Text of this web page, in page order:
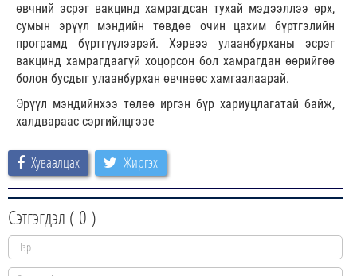
өвчний эсрэг вакцинд хамрагдсан тухай мэдээллээ өрх,
сумын эрүүл мэндийн төвдөө очин цахим бүртгэлийн
програмд бүртгүүлээрэй. Хэрвээ улаанбурханы эсрэг
вакцинд хамрагдаагүй хоцорсон бол хамрагдан өөрийгөө
болон бусдыг улаанбурхан өвчнөөс хамгаалаарай.
Эрүүл мэндийнхээ төлөө иргэн бүр хариуцлагатай байж,
халдвараас сэргийлцгээе
Хуваалцах Жиргэх
Сэтгэгдэл ( 0 )